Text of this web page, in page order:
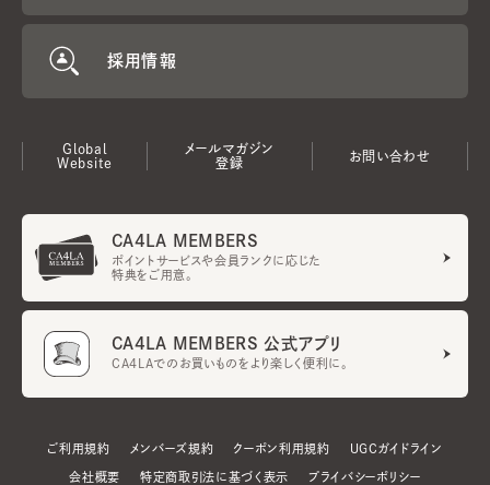
採用情報
Global
Website
メールマガジン
登録
お問い合わせ
CA4LA MEMBERS
ポイントサービスや会員ランクに応じた
特典をご用意。
CA4LA MEMBERS 公式アプリ
CA4LAでのお買いものをより楽しく便利に。
ご利用規約 メンバーズ規約 クーポン利用規約 UGCガイドライン
会社概要 特定商取引法に基づく表示 プライバシーポリシー